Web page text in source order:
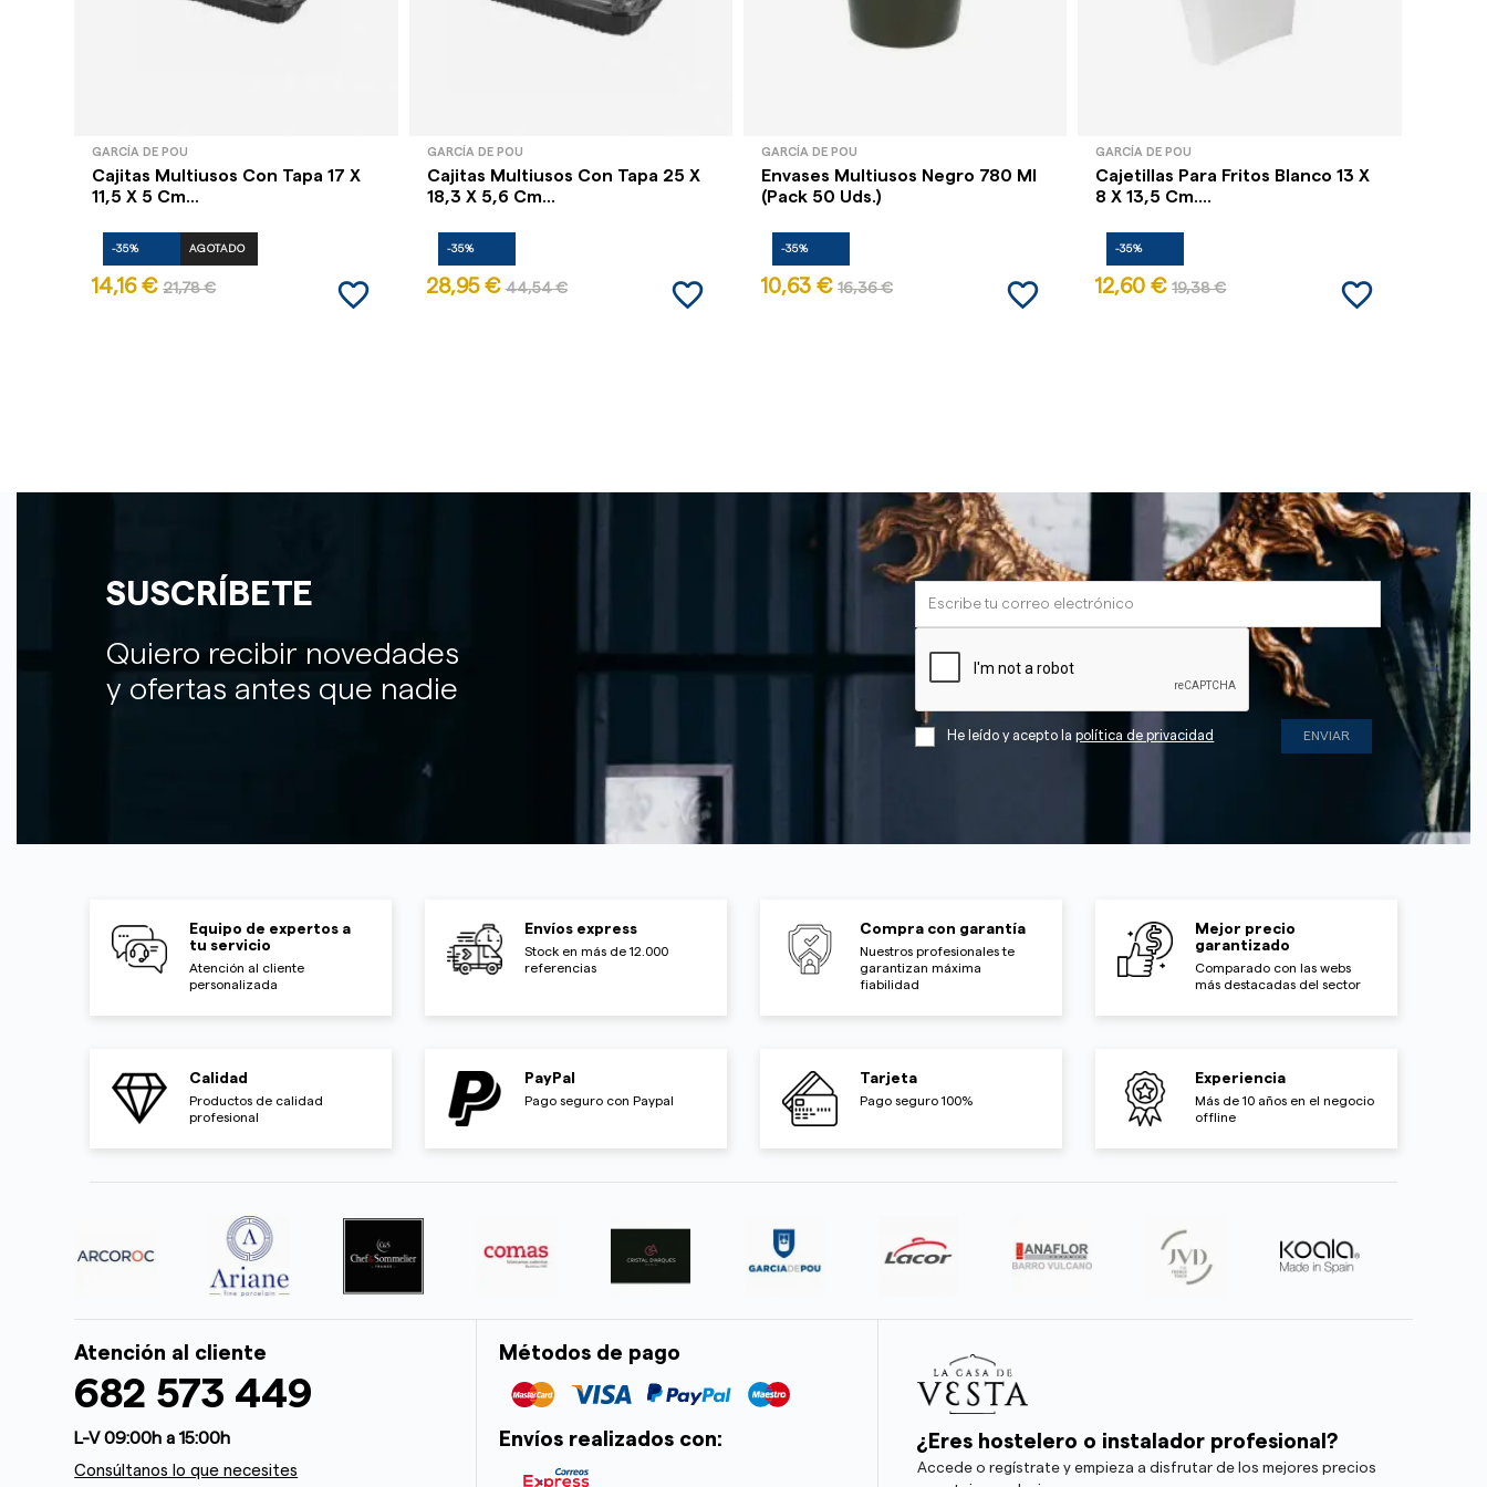
GARCÍA DE POU
Cajitas Multiusos Con Tapa 17 X
11,5 X 5 Cm...
-35% AGOTADO
14,16 € 21,78 € favorite_border
GARCÍA DE POU
Cajitas Multiusos Con Tapa 25 X
18,3 X 5,6 Cm...
-35%
28,95 € 44,54 € favorite_border
GARCÍA DE POU
Envases Multiusos Negro 780 Ml
(Pack 50 Uds.)
-35%
10,63 € 16,36 € favorite_border
GARCÍA DE POU
Cajetillas Para Fritos Blanco 13 X
8 X 13,5 Cm....
-35%
12,60 € 19,38 € favorite_border
SUSCRÍBETE
Quiero recibir novedades
y ofertas antes que nadie
He leído y acepto lapolítica de privacidad
Equipo de expertos a
tu servicio
Atención al cliente
personalizada
Envíos express
Stock en más de 12.000
referencias
Compra con garantía
Nuestros profesionales te
garantizan máxima
fiabilidad
Mejor precio
garantizado
Comparado con las webs
más destacadas del sector
Calidad
Productos de calidad
profesional
PayPal
Pago seguro con Paypal
Tarjeta
Pago seguro 100%
Experiencia
Más de 10 años en el negocio
offline
Atención al cliente
682 573 449
L-V 09:00h a 15:00h
Consúltanos lo que necesites
Métodos de pago
Envíos realizados con: ¿Eres hostelero o instalador profesional?
Accede o regístrate y empieza a disfrutar de los mejores precios